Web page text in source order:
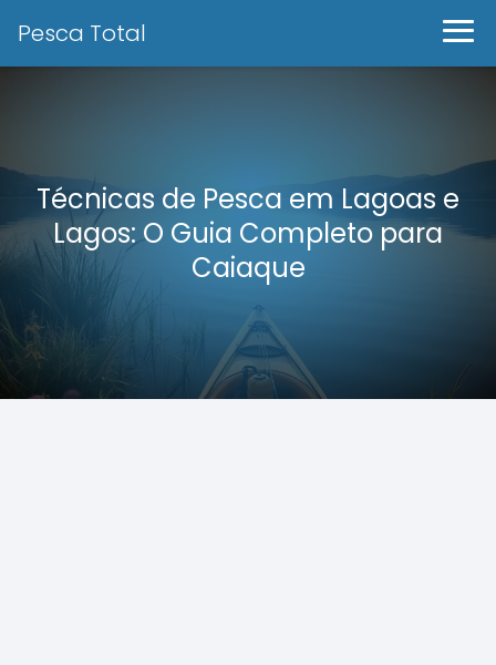
Pesca Total
Técnicas de Pesca em Lagoas e
Lagos: O Guia Completo para
Caiaque